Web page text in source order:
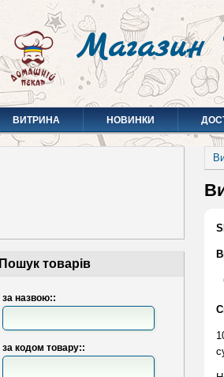
Магазин
ВИТРИНА НОВИНКИ
Пошук товарів
за назвою::
за кодом товару::